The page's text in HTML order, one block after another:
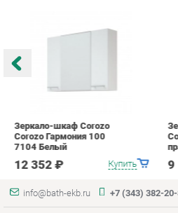
12 352 ₽
Коллекции
Шкафы в ванную
Комоды для ванной
Умывальники с тумбой
Тумбы под раковину
О проекте
Контакты
Дизайн
Скидки и